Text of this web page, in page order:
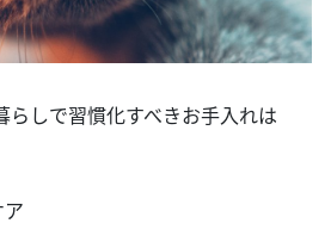
らしで習慣化すべきお手入れは